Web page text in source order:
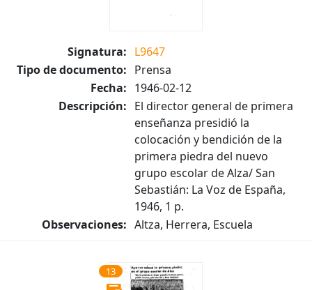
Signatura: L9647
Tipo de documento: Prensa
Fecha: 1946-02-12
Descripción: El director general de primera
enseñanza presidió la
colocación y bendición de la
primera piedra del nuevo
grupo escolar de Alza/ San
Sebastián: La Voz de España,
1946, 1 p.
Observaciones: Altza, Herrera, Escuela
13